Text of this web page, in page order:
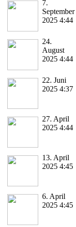
7.
September
2025 4:44
24.
August
2025 4:44
22. Juni
2025 4:37
27. April
2025 4:44
13. April
2025 4:45
6. April
2025 4:45